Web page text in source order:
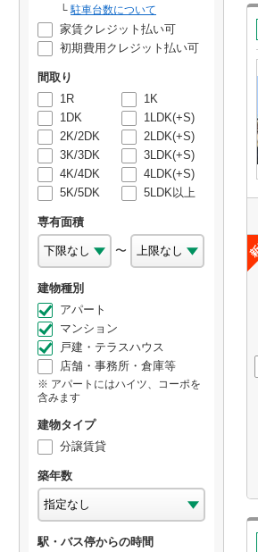
駐車台数について
家賃クレジット払い可
初期費用クレジット払い可
間取り
1R
1K
1DK
1LDK(+S)
2K/2DK
2LDK(+S)
3K/3DK
3LDK(+S)
4K/4DK
4LDK(+S)
5K/5DK
5LDK以上
専有面積
〜
建物種別
アパート
マンション
戸建・テラスハウス
店舗・事務所・倉庫等
アパートにはハイツ、コーポを
含みます
建物タイプ
分譲賃貸
築年数
駅・バス停からの時間